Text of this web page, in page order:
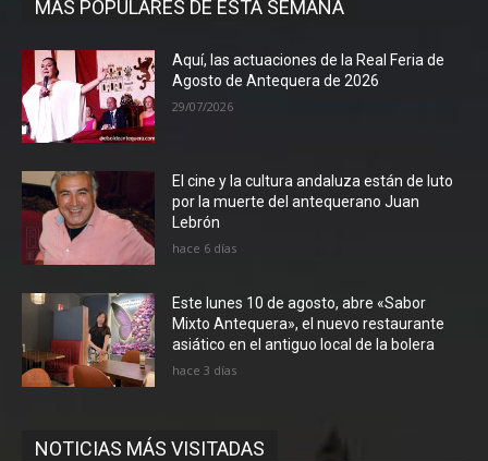
MÁS POPULARES DE ESTA SEMANA
Aquí, las actuaciones de la Real Feria de
Agosto de Antequera de 2026
29/07/2026
El cine y la cultura andaluza están de luto
por la muerte del antequerano Juan
Lebrón
hace 6 días
Este lunes 10 de agosto, abre «Sabor
Mixto Antequera», el nuevo restaurante
asiático en el antiguo local de la bolera
hace 3 días
NOTICIAS MÁS VISITADAS